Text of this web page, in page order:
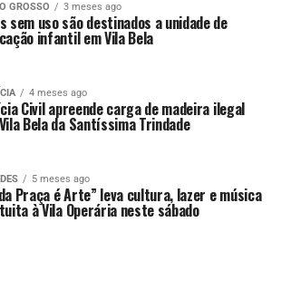
GROSSO 3 meses ago
sem uso são destinados a unidade de
infantil em Vila Bela
4 meses ago
Civil apreende carga de madeira ilegal
Bela da Santíssima Trindade
5 meses ago
Praça é Arte” leva cultura, lazer e música
à Vila Operária neste sábado